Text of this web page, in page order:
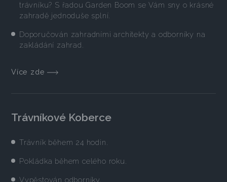
trávníku? S řadou Garden Boom se Vám sny o krásné
zahradě jednoduše splní.
Doporučován zahradními architekty a odborníky na
zakládání zahrad.
Více zde
Trávníkové Koberce
Trávník během 24 hodin.
Pokládka během celého roku.
Vypěstován odborníky.